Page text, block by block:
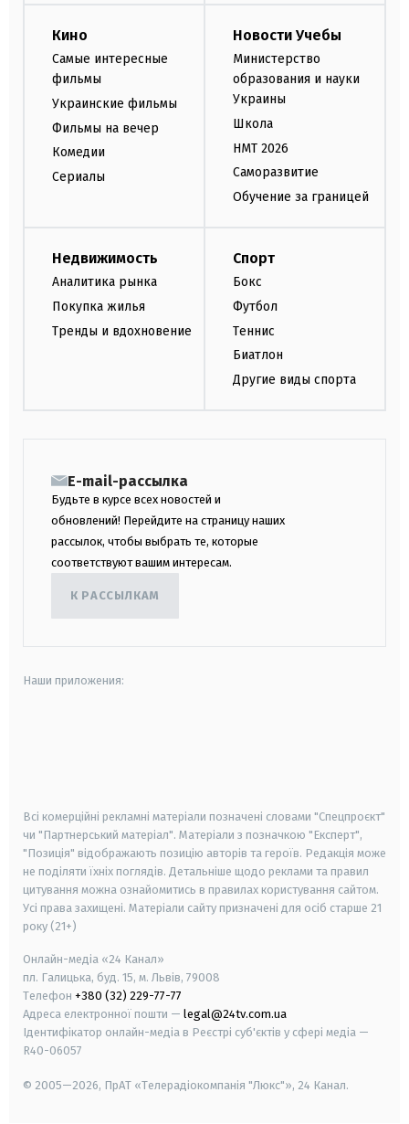
Кино
Самые интересные
фильмы
Украинские фильмы
Фильмы на вечер
Комедии
Сериалы
Новости Учебы
Министерство
образования и науки
Украины
Школа
НМТ 2026
Саморазвитие
Обучение за границей
Недвижимость
Аналитика рынка
Покупка жилья
Тренды и вдохновение
Спорт
Бокс
Футбол
Теннис
Биатлон
Другие виды спорта
E-mail-рассылка
Будьте в курсе всех новостей и
обновлений! Перейдите на страницу наших
рассылок, чтобы выбрать те, которые
соответствуют вашим интересам.
К РАССЫЛКАМ
Наши приложения:
Всі комерційні рекламні матеріали позначені словами "Спецпроєкт"
чи "Партнерський матеріал". Матеріали з позначкою "Експерт",
"Позиція" відображають позицію авторів та героїв. Редакція може
не поділяти їхніх поглядів. Детальніше щодо реклами та правил
цитування можна ознайомитись в правилах користування сайтом.
Усі права захищені. Матеріали сайту призначені для осіб старше 21
року (21+)
Онлайн-медіа «24 Канал»
пл. Галицька, буд. 15, м. Львів, 79008
Телефон +380 (32) 229-77-77
Адреса електронної пошти — legal@24tv.com.ua
Ідентифікатор онлайн-медіа в Реєстрі суб'єктів у сфері медіа —
R40-06057
© 2005—2026, ПрАТ «Телерадіокомпанія "Люкс"», 24 Канал.